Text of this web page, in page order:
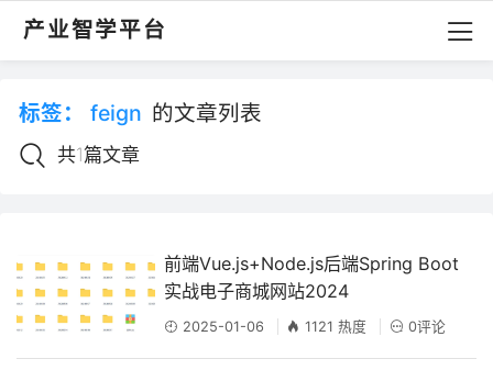
产业智学平台
标签： feign 的文章列表
共1篇文章
前端Vue.js+Node.js后端Spring Boot
实战电子商城网站2024
2025-01-06 1121 热度 0评论